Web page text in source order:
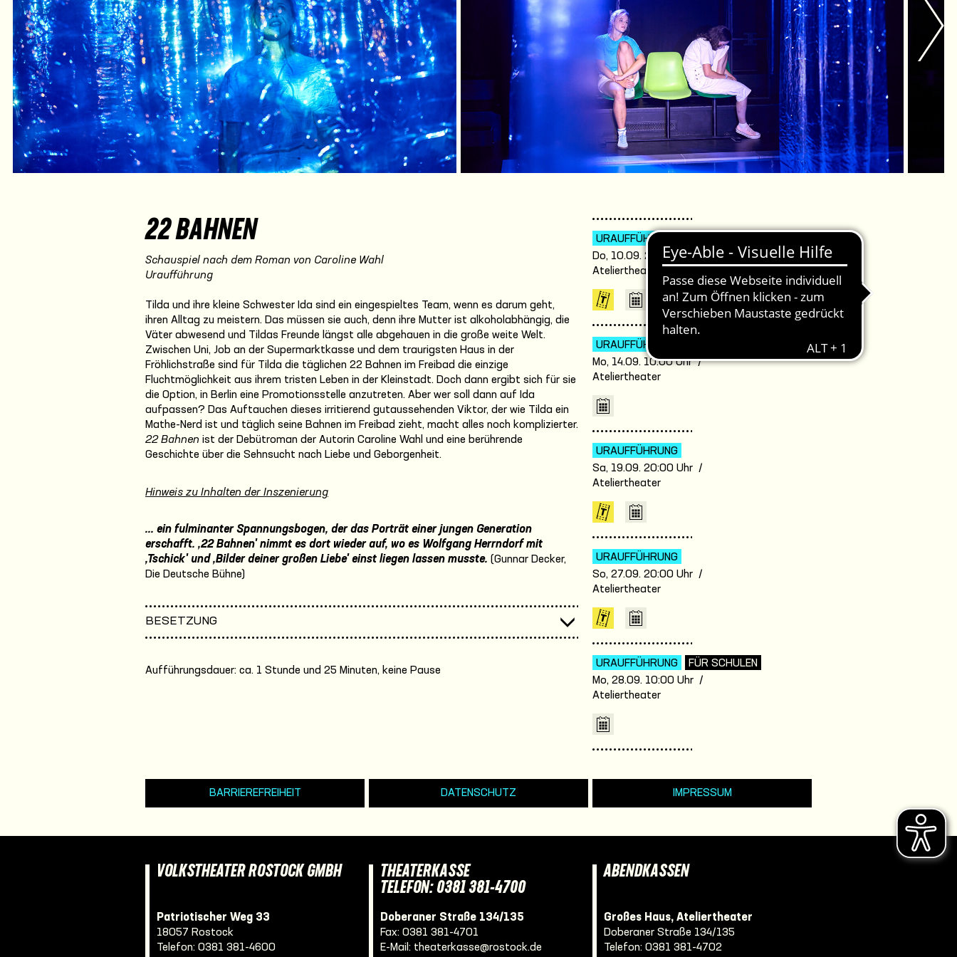
22 BAHNEN
Schauspiel nach dem Roman von Caroline Wahl
Uraufführung
Tilda und ihre kleine Schwester Ida sind ein eingespieltes Team, wenn es darum geht,
ihren Alltag zu meistern. Das müssen sie auch, denn ihre Mutter ist alkoholabhängig, die
Väter abwesend und Tildas Freunde längst alle abgehauen in die große weite Welt.
Zwischen Uni, Job an der Supermarktkasse und dem traurigsten Haus in der
Fröhlichstraße sind für Tilda die täglichen 22 Bahnen im Freibad die einzige
Fluchtmöglichkeit aus ihrem tristen Leben in der Kleinstadt. Doch dann ergibt sich für sie
die Option, in Berlin eine Promotionsstelle anzutreten. Aber wer soll dann auf Ida
aufpassen? Das Auftauchen dieses irritierend gutaussehenden Viktor, der wie Tilda ein
Mathe-Nerd ist und täglich seine Bahnen im Freibad zieht, macht alles noch komplizierter.
22 Bahnen ist der Debütroman der Autorin Caroline Wahl und eine berührende
Geschichte über die Sehnsucht nach Liebe und Geborgenheit.
Hinweis zu Inhalten der Inszenierung
... ein fulminanter Spannungsbogen, der das Porträt einer jungen Generation
erschafft. ,22 Bahnen' nimmt es dort wieder auf, wo es Wolfgang Herrndorf mit
,Tschick' und ,Bilder deiner großen Liebe' einst liegen lassen musste. (Gunnar Decker,
Die Deutsche Bühne)
BESETZUNG
Aufführungsdauer: ca. 1 Stunde und 25 Minuten, keine Pause
URAUFFÜHRUNG
Do, 10.09. 20:00 Uhr /
Ateliertheater
URAUFFÜHRUNG
Mo, 14.09. 10:00 Uhr /
Ateliertheater
URAUFFÜHRUNG
Sa, 19.09. 20:00 Uhr /
Ateliertheater
URAUFFÜHRUNG
So, 27.09. 20:00 Uhr /
Ateliertheater
URAUFFÜHRUNG
FÜR SCHULEN
Mo, 28.09. 10:00 Uhr /
Ateliertheater
BARRIEREFREIHEIT DATENSCHUTZ IMPRESSUM
VOLKSTHEATER ROSTOCK GMBH
Patriotischer Weg 33
18057 Rostock
Telefon: 0381 381-4600
THEATERKASSE
TELEFON: 0381 381-4700
Doberaner Straße 134/135
Fax: 0381 381-4701
E-Mail: theaterkasse@rostock.de
ABENDKASSEN
Großes Haus, Ateliertheater
Doberaner Straße 134/135
Telefon: 0381 381-4702